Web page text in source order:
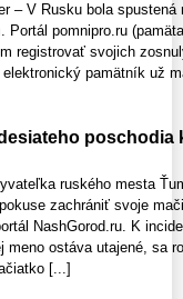
– V Rusku bola
pomnipro.ru
registrovať svojich
pamätník už
poschodia
ruského mesta
zachrániť svoje
NashGorod.ru. K
meno ostáva utajené, sa
[...]